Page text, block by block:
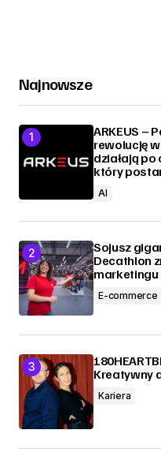
Najnowsze
ARKEUS –
rewolucję
działają po
który
AI
Sojusz
Decathlon
E-commerce
Kreatywny
Kariera